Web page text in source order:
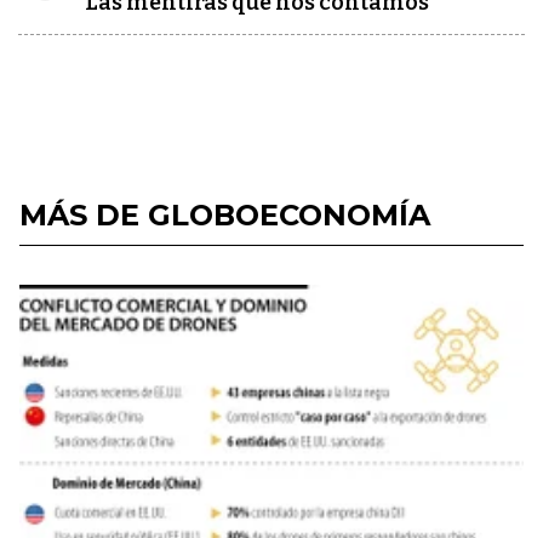
MÁS DE GLOBOECONOMÍA